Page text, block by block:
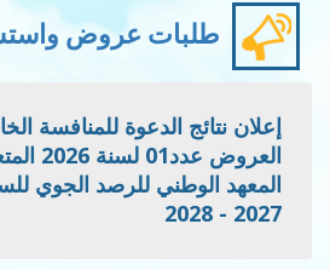
طلبات عروض
إعلان نتائج الدعوة للمنافسة
2027 - 2028